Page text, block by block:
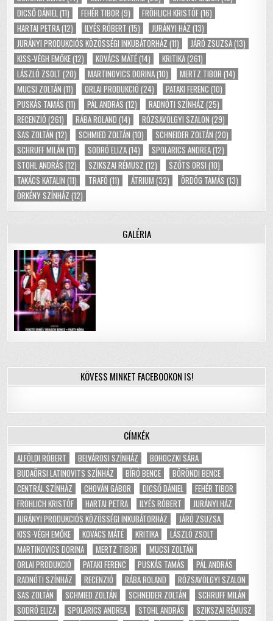
DICSŐ DÁNIEL (11) FEHÉR TIBOR (9) FRÖHLICH KRISTÓF(16)
HARTAI PETRA(12) ILYÉS RÓBERT (15) JURÁNYI HÁZ (13)
JURÁNYI PRODUKCIÓS KÖZÖSSÉGI INKUBÁTORHÁZ (11) JÁRÓ ZSUZSA(13)
KISS-VÉGH EMŐKE(12) KOVÁCS MÁTÉ(14) KRITIKA(261)
LÁSZLÓ ZSOLT (20) MARTINOVICS DORINA(10) MERTZ TIBOR (14)
MUCSI ZOLTÁN (11) ORLAI PRODUKCIÓ (24) PATAKI FERENC (10)
PUSKÁS TAMÁS (11) PÁL ANDRÁS (12) RADNÓTI SZÍNHÁZ (25)
RECENZIÓ (261) RÁBA ROLAND (14) RÓZSAVÖLGYI SZALON (29)
SAS ZOLTÁN (12) SCHMIED ZOLTÁN (10) SCHNEIDER ZOLTÁN (20)
SCHRUFF MILÁN (11) SODRÓ ELIZA(14) SPOLARICS ANDREA(12)
STOHL ANDRÁS (12) SZIKSZAI RÉMUSZ (12) SZŐTS ORSI (10)
TAKÁCS KATALIN (11) TRAFÓ (11) ÁTRIUM (32) ÖRDÖG TAMÁS (13)
ÖRKÉNY SZÍNHÁZ (12)
GALÉRIA
KÖVESS MINKET FACEBOOKON IS!
CÍMKÉK
ALFÖLDI RÓBERT BELVÁROSI SZÍNHÁZ
BOHOCZKI SÁRA
BUDAÖRSI LATINOVITS SZÍNHÁZ
BÍRÓ BENCE
BÖRÖNDI BENCE
CENTRÁL SZÍNHÁZ
CHOVÁN GÁBOR DICSŐ DÁNIEL
FEHÉR TIBOR
FRÖHLICH KRISTÓF
HARTAI PETRA ILYÉS RÓBERT
JURÁNYI HÁZ
JURÁNYI PRODUKCIÓS KÖZÖSSÉGI INKUBÁTORHÁZ
JÁRÓ ZSUZSA
KISS-VÉGH EMŐKE
KOVÁCS MÁTÉ KRITIKA
LÁSZLÓ ZSOLT
MARTINOVICS DORINA
MERTZ TIBOR
MUCSI ZOLTÁN
ORLAI PRODUKCIÓ
PATAKI FERENC PUSKÁS TAMÁS
PÁL ANDRÁS
RADNÓTI SZÍNHÁZ
RECENZIÓ RÁBA ROLAND
RÓZSAVÖLGYI SZALON
SAS ZOLTÁN
SCHMIED ZOLTÁN SCHNEIDER ZOLTÁN
SCHRUFF MILÁN
SODRÓ ELIZA
SPOLARICS ANDREA STOHL ANDRÁS
SZIKSZAI RÉMUSZ